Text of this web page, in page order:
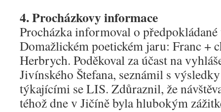
4. Procházkovy informace
Procházka informoval o předpokládané
Domažlickém poetickém jaru: Franc +
Herbrych. Poděkoval za účast na
Jivínského Štefana, seznámil s
týkajícími se LIS. Zdůraznil, že
téhož dne v Jičíně byla hlubokým